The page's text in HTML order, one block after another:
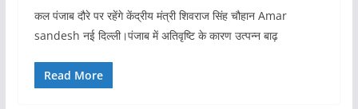
कल पंजाब दौरे पर रहेंगे केंद्रीय मंत्री शिवराज सिंह चौहान Amar
sandesh नई दिल्ली।पंजाब में अतिवृष्टि के कारण उत्पन्न बाढ़
Read More